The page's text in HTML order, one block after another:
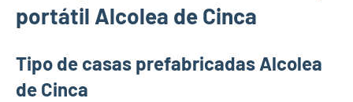
portátil Alcolea de Cinca
Tipo de casas prefabricadas Alcolea
de Cinca